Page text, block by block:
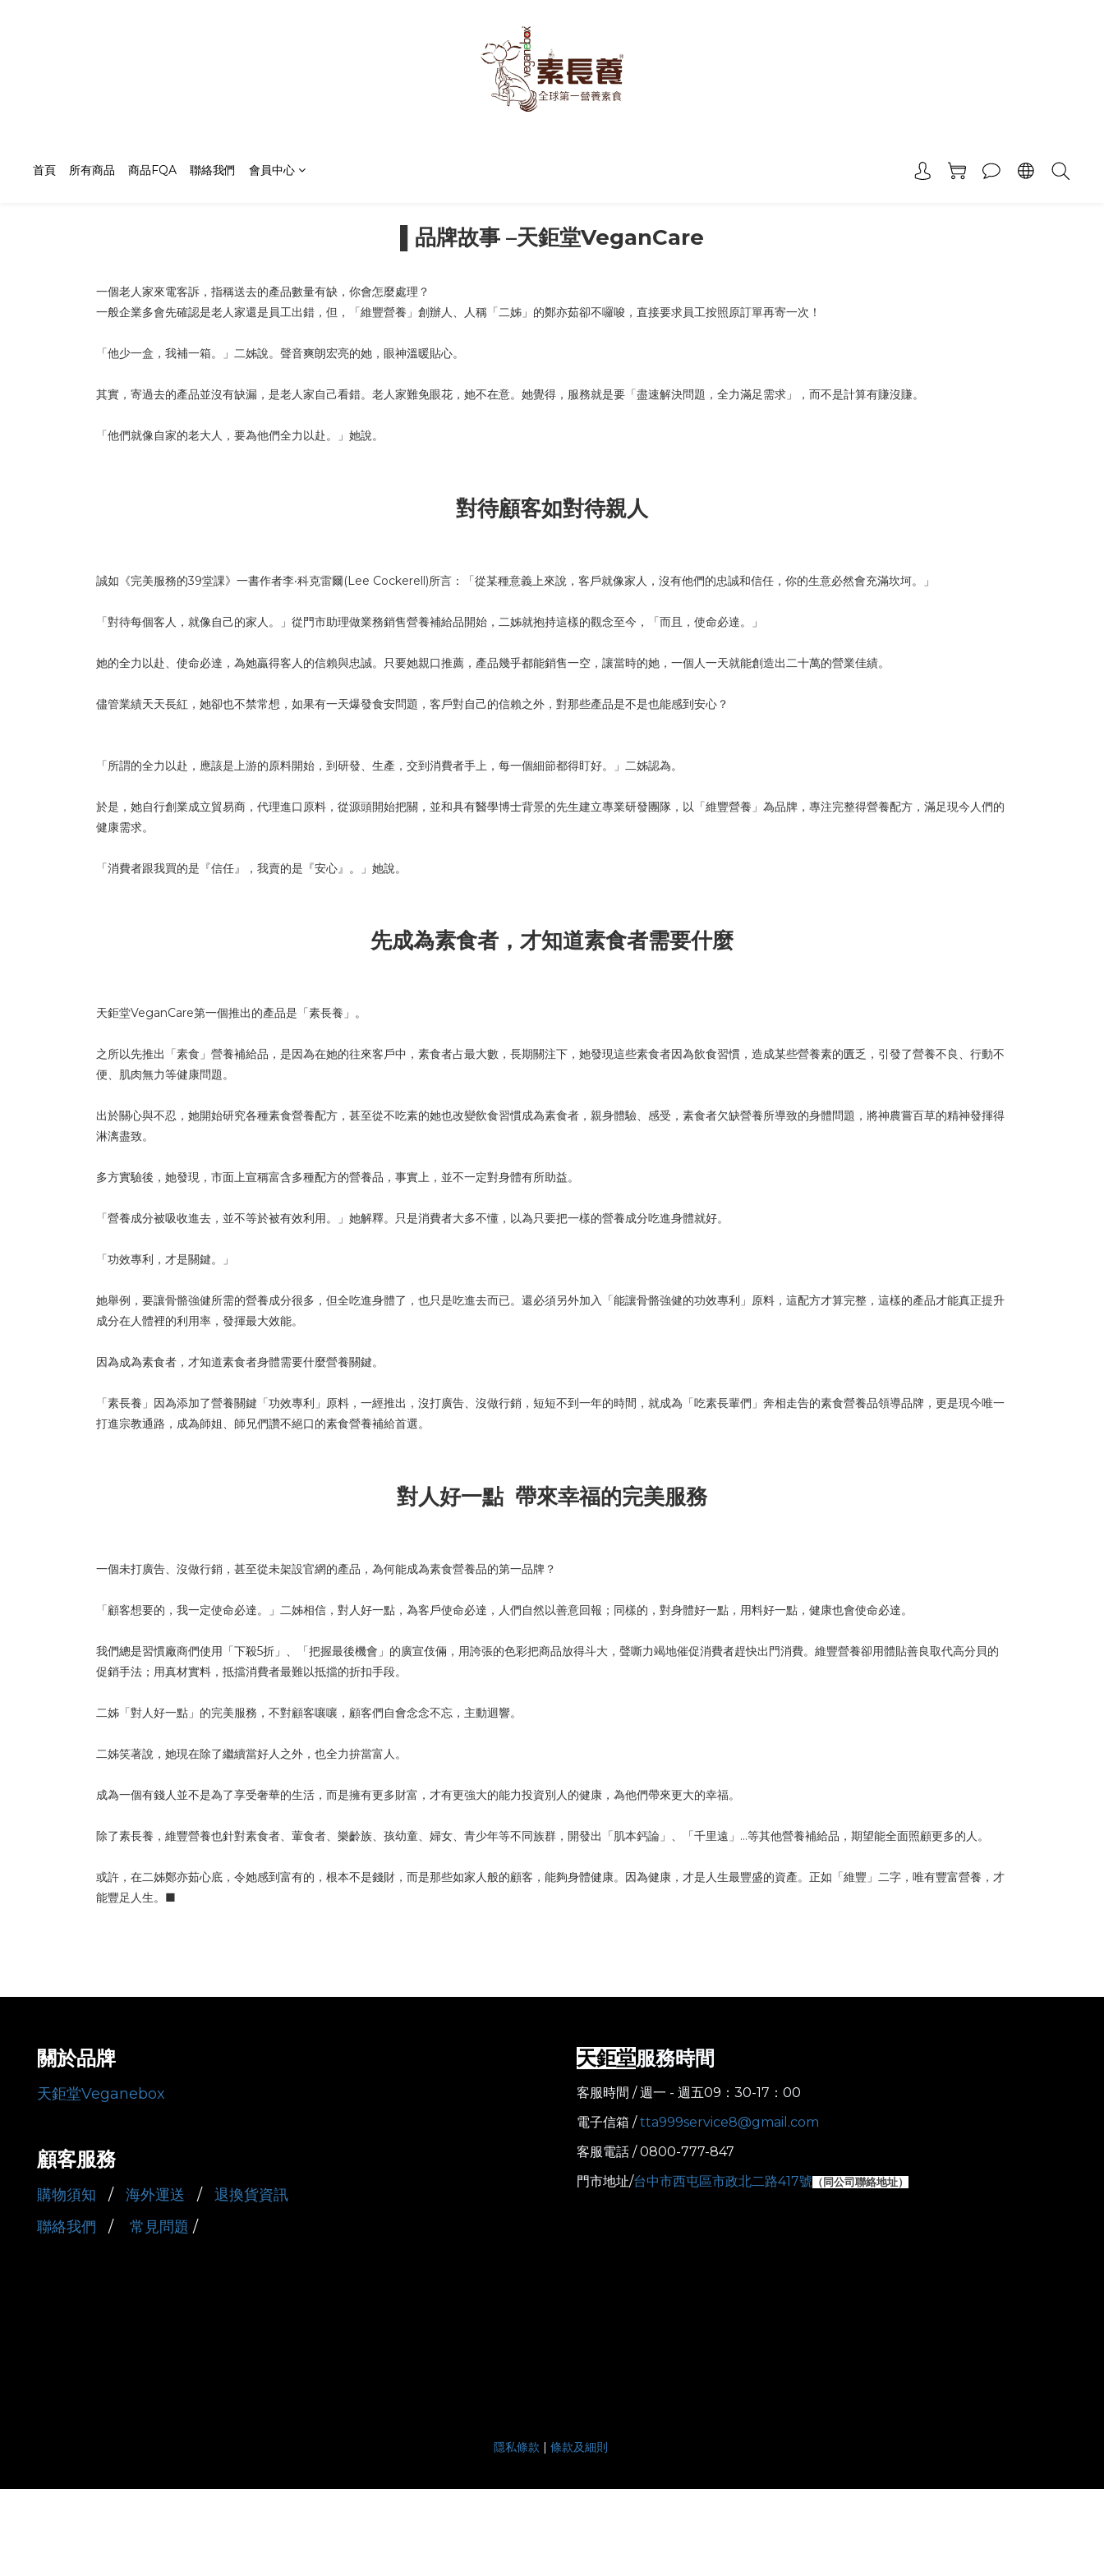
首頁 所有商品 商品FQA 聯絡我們 會員中心
▌品牌故事 –天鉅堂VeganCare
一個老人家來電客訴，指稱送去的產品數量有缺，你會怎麼處理？
一般企業多會先確認是老人家還是員工出錯，但，「維豐營養」創辦人、人稱「二姊」的鄭亦茹卻不囉唆，直接要求員工按照原訂單再寄一次！
「他少一盒，我補一箱。」二姊說。聲音爽朗宏亮的她，眼神溫暖貼心。
其實，寄過去的產品並沒有缺漏，是老人家自己看錯。老人家難免眼花，她不在意。她覺得，服務就是要「盡速解決問題，全力滿足需求」，而不是計算有賺沒賺。
「他們就像自家的老大人，要為他們全力以赴。」她說。
對待顧客如對待親人
誠如《完美服務的39堂課》一書作者李‧科克雷爾(Lee Cockerell)所言：「從某種意義上來說，客戶就像家人，沒有他們的忠誠和信任，你的生意必然會充滿坎坷。」
「對待每個客人，就像自己的家人。」從門市助理做業務銷售營養補給品開始，二姊就抱持這樣的觀念至今，「而且，使命必達。」
她的全力以赴、使命必達，為她贏得客人的信賴與忠誠。只要她親口推薦，產品幾乎都能銷售一空，讓當時的她，一個人一天就能創造出二十萬的營業佳績。
儘管業績天天長紅，她卻也不禁常想，如果有一天爆發食安問題，客戶對自己的信賴之外，對那些產品是不是也能感到安心？
「所謂的全力以赴，應該是上游的原料開始，到研發、生產，交到消費者手上，每一個細節都得盯好。」二姊認為。
於是，她自行創業成立貿易商，代理進口原料，從源頭開始把關，並和具有醫學博士背景的先生建立專業研發團隊，以「維豐營養」為品牌，專注完整得營養配方，滿足現今人們的
健康需求。
「消費者跟我買的是『信任』，我賣的是『安心』。」她說。
先成為素食者，才知道素食者需要什麼
天鉅堂VeganCare第一個推出的產品是「素長養」。
之所以先推出「素食」營養補給品，是因為在她的往來客戶中，素食者占最大數，長期關注下，她發現這些素食者因為飲食習慣，造成某些營養素的匱乏，引發了營養不良、行動不
便、肌肉無力等健康問題。
出於關心與不忍，她開始研究各種素食營養配方，甚至從不吃素的她也改變飲食習慣成為素食者，親身體驗、感受，素食者欠缺營養所導致的身體問題，將神農嘗百草的精神發揮得
淋漓盡致。
多方實驗後，她發現，市面上宣稱富含多種配方的營養品，事實上，並不一定對身體有所助益。
「營養成分被吸收進去，並不等於被有效利用。」她解釋。只是消費者大多不懂，以為只要把一樣的營養成分吃進身體就好。
「功效專利，才是關鍵。」
她舉例，要讓骨骼強健所需的營養成分很多，但全吃進身體了，也只是吃進去而已。還必須另外加入「能讓骨骼強健的功效專利」原料，這配方才算完整，這樣的產品才能真正提升
成分在人體裡的利用率，發揮最大效能。
因為成為素食者，才知道素食者身體需要什麼營養關鍵。
「素長養」因為添加了營養關鍵「功效專利」原料，一經推出，沒打廣告、沒做行銷，短短不到一年的時間，就成為「吃素長輩們」奔相走告的素食營養品領導品牌，更是現今唯一
打進宗教通路，成為師姐、師兄們讚不絕口的素食營養補給首選。
對人好一點 帶來幸福的完美服務
一個未打廣告、沒做行銷，甚至從未架設官網的產品，為何能成為素食營養品的第一品牌？
「顧客想要的，我一定使命必達。」二姊相信，對人好一點，為客戶使命必達，人們自然以善意回報；同樣的，對身體好一點，用料好一點，健康也會使命必達。
我們總是習慣廠商們使用「下殺5折」、「把握最後機會」的廣宣伎倆，用誇張的色彩把商品放得斗大，聲嘶力竭地催促消費者趕快出門消費。維豐營養卻用體貼善良取代高分貝的
促銷手法；用真材實料，抵擋消費者最難以抵擋的折扣手段。
二姊「對人好一點」的完美服務，不對顧客嚷嚷，顧客們自會念念不忘，主動迴響。
二姊笑著說，她現在除了繼續當好人之外，也全力拚當富人。
成為一個有錢人並不是為了享受奢華的生活，而是擁有更多財富，才有更強大的能力投資別人的健康，為他們帶來更大的幸福。
除了素長養，維豐營養也針對素食者、葷食者、樂齡族、孩幼童、婦女、青少年等不同族群，開發出「肌本鈣論」、「千里遠」…等其他營養補給品，期望能全面照顧更多的人。
或許，在二姊鄭亦茹心底，令她感到富有的，根本不是錢財，而是那些如家人般的顧客，能夠身體健康。因為健康，才是人生最豐盛的資產。正如「維豐」二字，唯有豐富營養，才
能豐足人生。■
關於品牌
天鉅堂Veganebox
顧客服務
購物須知 / 海外運送 / 退換貨資訊
聯絡我們
/ 常見問題 /
天鉅堂服務時間
客服時間 / 週一 - 週五09：30-17：00
電子信箱 /tta999service8@gmail.com
客服電話 / 0800-777-847
門市地址/台中市西屯區市政北二路417號 （同公司聯絡地址）
隱私條款 | 條款及細則